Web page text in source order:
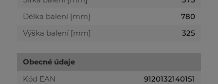
Délka balení [mm]
780
Výška balení [mm]
325
Obecné údaje
Kód EAN
9120132140151